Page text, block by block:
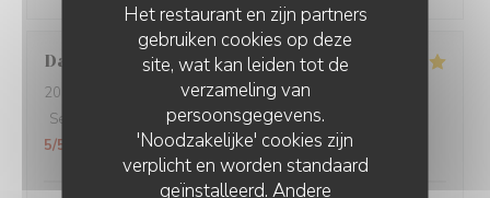
Het restaurant en zijn partners
gebruiken cookies op deze
site, wat kan leiden tot de
verzameling van
persoonsgegevens.
'Noodzakelijke' cookies zijn
verplicht en worden standaard
geïnstalleerd. Andere
Damien
2026-08-01
- 19:15 - Gasten 3
Service
Atmosfeer: 5/5 Keuken:5/5 Kwaliteit / Prijs
5/5